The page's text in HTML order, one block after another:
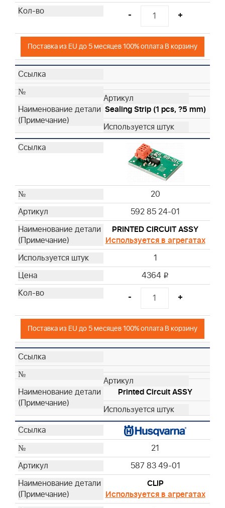
- +
Поставка из EU до 5 месяцев 100% оплата В корзину
Sealing Strip (1 pcs, ?5 mm)
20
592 85 24-01
PRINTED CIRCUIT ASSY
Используется в агрегатах
1
4364 i
- +
Поставка из EU до 5 месяцев 100% оплата В корзину
Printed Circuit ASSY
21
587 83 49-01
CLIP
Используется в агрегатах